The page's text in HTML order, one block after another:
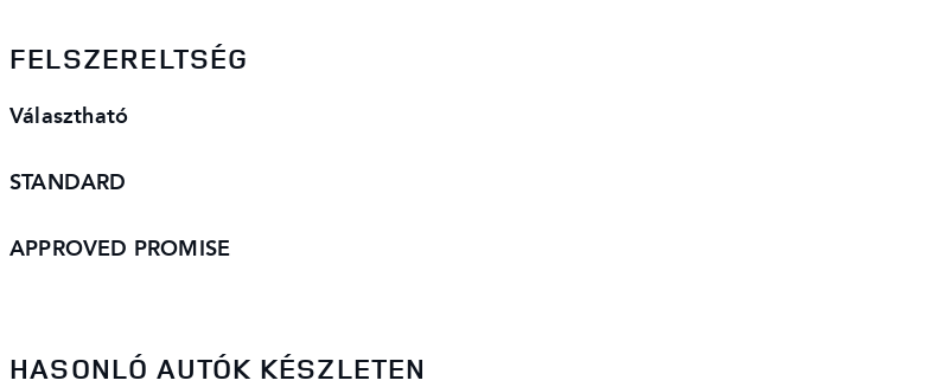
FELSZERELTSÉG
Választható
STANDARD
APPROVED PROMISE
HASONLÓ AUTÓK KÉSZLETEN